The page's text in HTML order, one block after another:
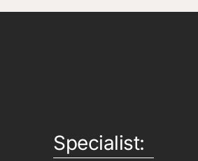
Specialist: